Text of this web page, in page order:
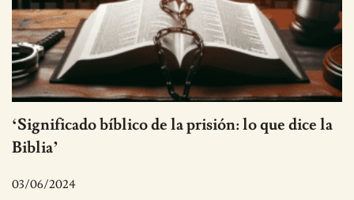
‘Significado bíblico de la prisión: lo que dice la
Biblia’
03/06/2024